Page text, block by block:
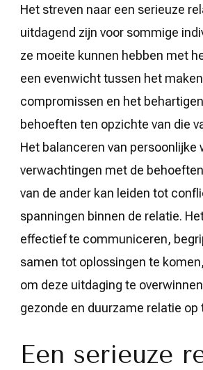
Het streven naar een serieuze
uitdagend zijn voor sommige
ze moeite kunnen hebben met
een evenwicht tussen het
compromissen en het
behoeften ten opzichte van die
Het balanceren van persoonlijke
verwachtingen met de
van de ander kan leiden tot
spanningen binnen de relatie.
effectief te communiceren,
samen tot oplossingen te
om deze uitdaging te
gezonde en duurzame relatie op
Een serieuze